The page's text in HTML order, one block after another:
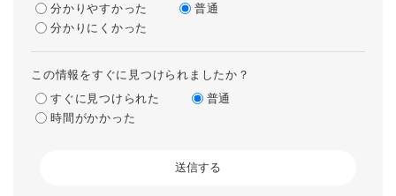
分かりやすかった
普通
分かりにくかった
この情報をすぐに見つけられましたか？
すぐに見つけられた
普通
時間がかかった